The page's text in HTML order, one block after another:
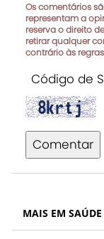
Os comentários
representam a
reserva o direito
retirar qualquer
contrário às
Código de
Comentar
MAIS EM SAÚDE